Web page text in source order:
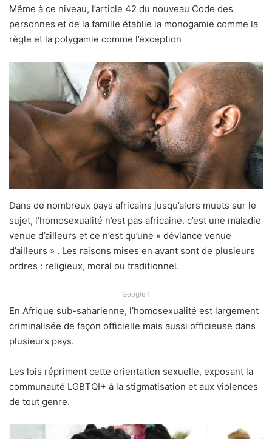
Même à ce niveau, l’article 42 du nouveau Code des
personnes et de la famille établie la monogamie comme la
règle et la polygamie comme l’exception
Dans de nombreux pays africains jusqu’alors muets sur le
sujet, l’homosexualité n’est pas africaine. c’est une maladie
venue d’ailleurs et ce n’est qu’une « déviance venue
d’ailleurs » . Les raisons mises en avant sont de plusieurs
ordres : religieux, moral ou traditionnel.
Google 1
En Afrique sub-saharienne, l’homosexualité est largement
criminalisée de façon officielle mais aussi officieuse dans
plusieurs pays.
Les lois répriment cette orientation sexuelle, exposant la
communauté LGBTQI+ à la stigmatisation et aux violences
de tout genre.